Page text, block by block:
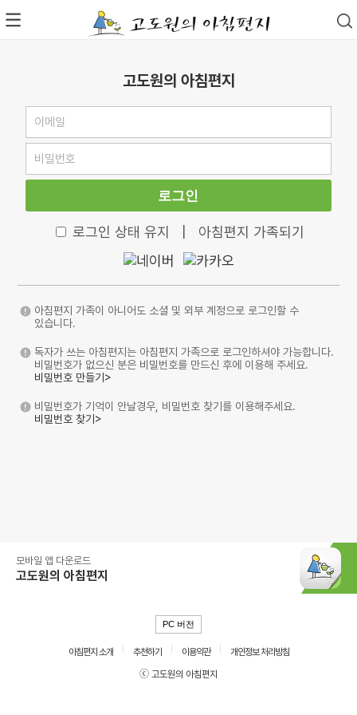
고도원의 아침편지
로그인
로그인 상태 유지 아침편지 가족되기
아침편지 가족이 아니어도 소셜 및 외부 계정으로 로그인할 수
있습니다.
독자가 쓰는 아침편지는 아침편지 가족으로 로그인하셔야 가능합니다.
비밀번호가 없으신 분은 비밀번호를 만드신 후에 이용해 주세요.
비밀번호 만들기>
비밀번호가 기억이 안날경우, 비밀번호 찾기를 이용해주세요.
비밀번호 찾기>
모바일 앱 다운로드
고도원의 아침편지
PC 버전
아침편지 소개 추천하기 이용약관
개인정보 처리방침
ⓒ 고도원의 아침편지